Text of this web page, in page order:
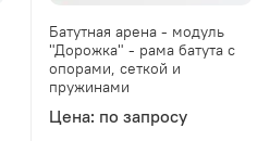
Батутная арена - модуль
"Дорожка" - рама батута с
опорами, сеткой и
пружинами
Цена: по запросу